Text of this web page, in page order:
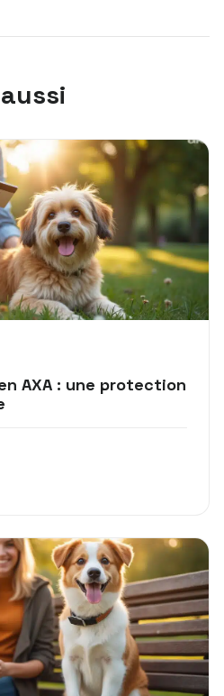
AXA : une protection